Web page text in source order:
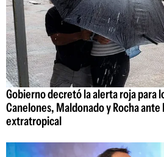
Gobierno decretó la alerta roja para
Canelones, Maldonado y Rocha
extratropical